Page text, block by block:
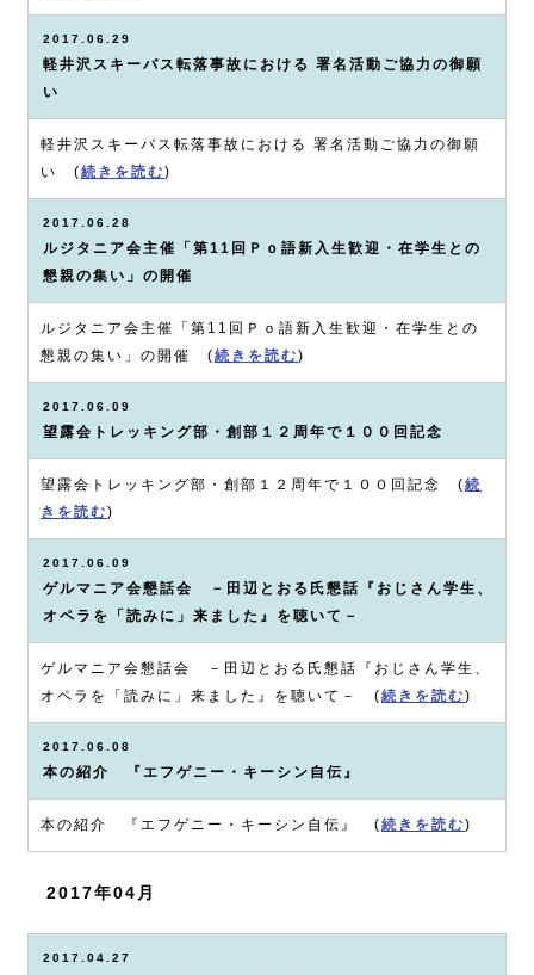
2017.06.29
軽井沢スキーバス転落事故における 署名活動ご協力の御願
い
軽井沢スキーバス転落事故における 署名活動ご協力の御願
い ( 続きを読む )
2017.06.28
ルジタニア会主催「第11回Ｐｏ語新入生歓迎・在学生との
懇親の集い」の開催
ルジタニア会主催「第11回Ｐｏ語新入生歓迎・在学生との
懇親の集い」の開催 ( 続きを読む )
2017.06.09
望露会トレッキング部・創部１２周年で１００回記念
望露会トレッキング部・創部１２周年で１００回記念 ( 続
きを読む )
2017.06.09
ゲルマニア会懇話会 －田辺とおる氏懇話『おじさん学生、
オペラを「読みに」来ました』を聴いて－
ゲルマニア会懇話会 －田辺とおる氏懇話『おじさん学生、
オペラを「読みに」来ました』を聴いて－ ( 続きを読む )
2017.06.08
本の紹介 『エフゲニー・キーシン自伝』
本の紹介 『エフゲニー・キーシン自伝』 ( 続きを読む )
2017年04月
2017.04.27